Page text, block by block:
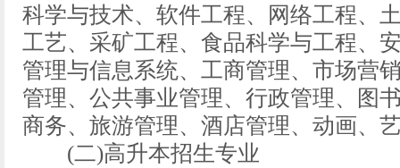
科学与技术、软件工程、网络工程、
工艺、采矿工程、食品科学与工程、
管理与信息系统、工商管理、市场营
管理、公共事业管理、行政管理、图
商务、旅游管理、酒店管理、动画、
(二)高升本招生专业